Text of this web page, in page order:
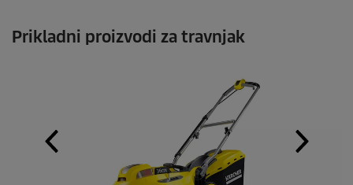
Prikladni proizvodi za travnjak